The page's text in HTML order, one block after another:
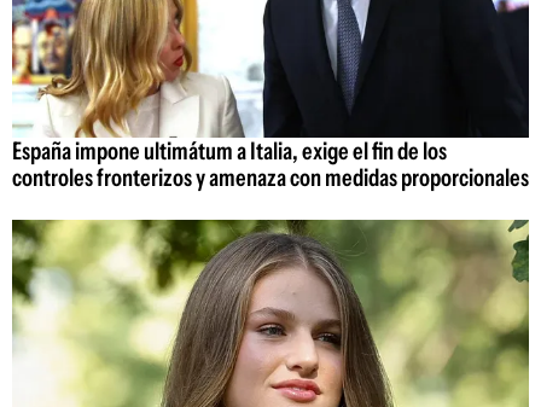
España impone ultimátum a Italia, exige el fin de los
controles fronterizos y amenaza con medidas proporcionales